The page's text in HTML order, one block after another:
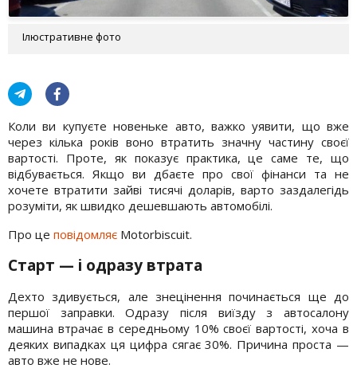
Ілюстративне фото
Коли ви купуєте новеньке авто, важко уявити, що вже
через кілька років воно втратить значну частину своєї
вартості. Проте, як показує практика, це саме те, що
відбувається. Якщо ви дбаєте про свої фінанси та не
хочете втратити зайві тисячі доларів, варто заздалегідь
розуміти, як швидко дешевшають автомобілі.
Про це повідомляє Motorbiscuit.
Старт — і одразу втрата
Дехто здивується, але знецінення починається ще до
першої заправки. Одразу після виїзду з автосалону
машина втрачає в середньому 10% своєї вартості, хоча в
деяких випадках ця цифра сягає 30%. Причина проста —
авто вже не нове.